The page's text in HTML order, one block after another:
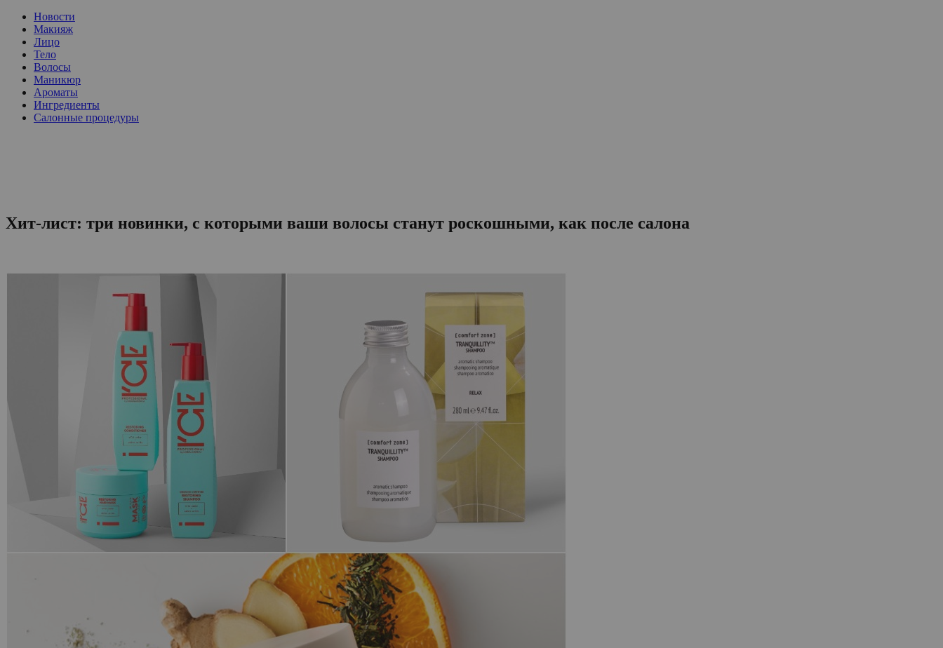
Новости
Макияж
Лицо
Тело
Волосы
Маникюр
Ароматы
Ингредиенты
Салонные процедуры
Хит-лист: три новинки, с которыми ваши волосы станут роскошными, как после салона